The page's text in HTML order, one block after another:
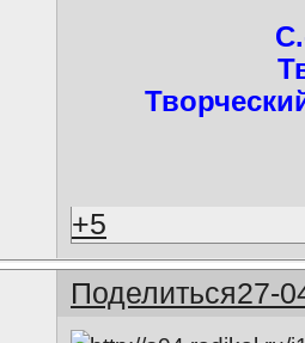
+5
Поделиться27-